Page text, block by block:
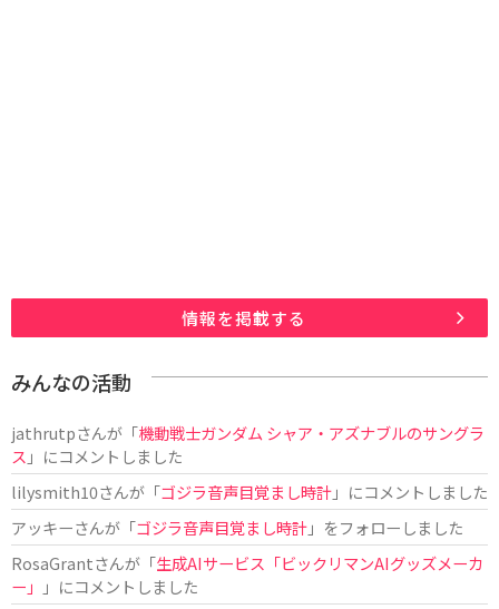
情報を掲載する
みんなの活動
jathrutpさんが「機動戦士ガンダム シャア・アズナブルのサングラ
ス 」にコメントしました
lilysmith10さんが「ゴジラ音声目覚まし時計」にコメントしました
アッキーさんが「ゴジラ音声目覚まし時計」をフォローしました
RosaGrantさんが「生成AIサービス「ビックリマンAIグッズメーカ
ー」
」にコメントしました